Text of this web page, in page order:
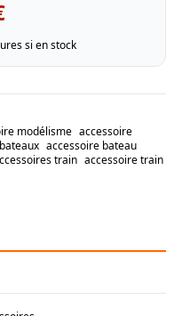
si en stock
modélisme accessoire
accessoire bateau
train accessoire train